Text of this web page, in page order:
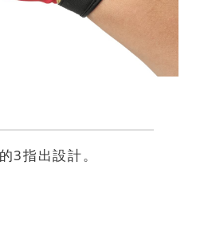
3指出設計。